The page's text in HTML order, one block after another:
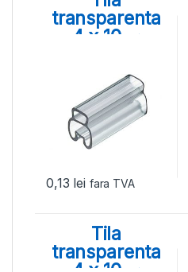
transparenta
4 x 10, ⌀
4 mm
0,13 lei fara TVA
Tila
transparenta